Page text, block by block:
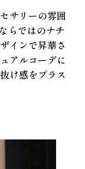
サリーの雰囲
らではのナチ
インで昇華さ
アルコーデに
け感をプラス